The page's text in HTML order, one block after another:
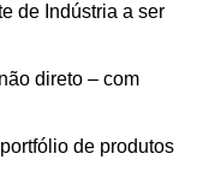
de Indústria a ser
direto – com
de produtos